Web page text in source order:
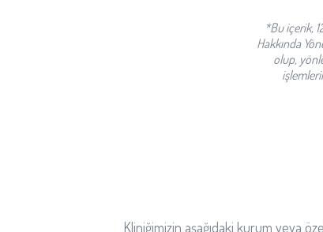
*Bu içerik,
Hakkında
olup,
Kliniğimizin aşağıdaki kurum veya